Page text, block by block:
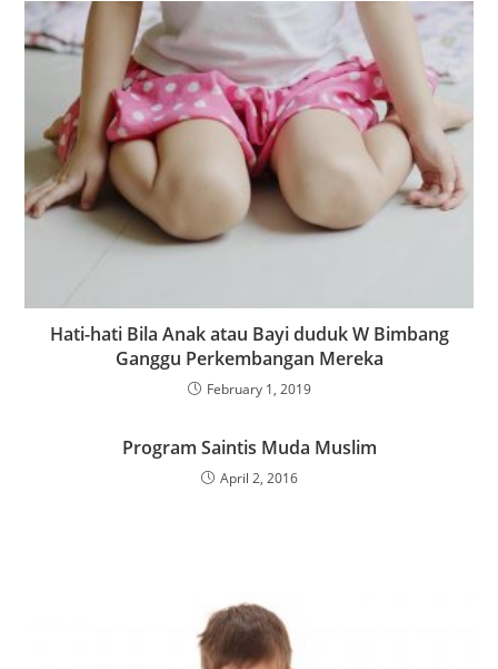
Hati-hati Bila Anak atau Bayi duduk W Bimbang
Ganggu Perkembangan Mereka
February 1, 2019
Program Saintis Muda Muslim
April 2, 2016